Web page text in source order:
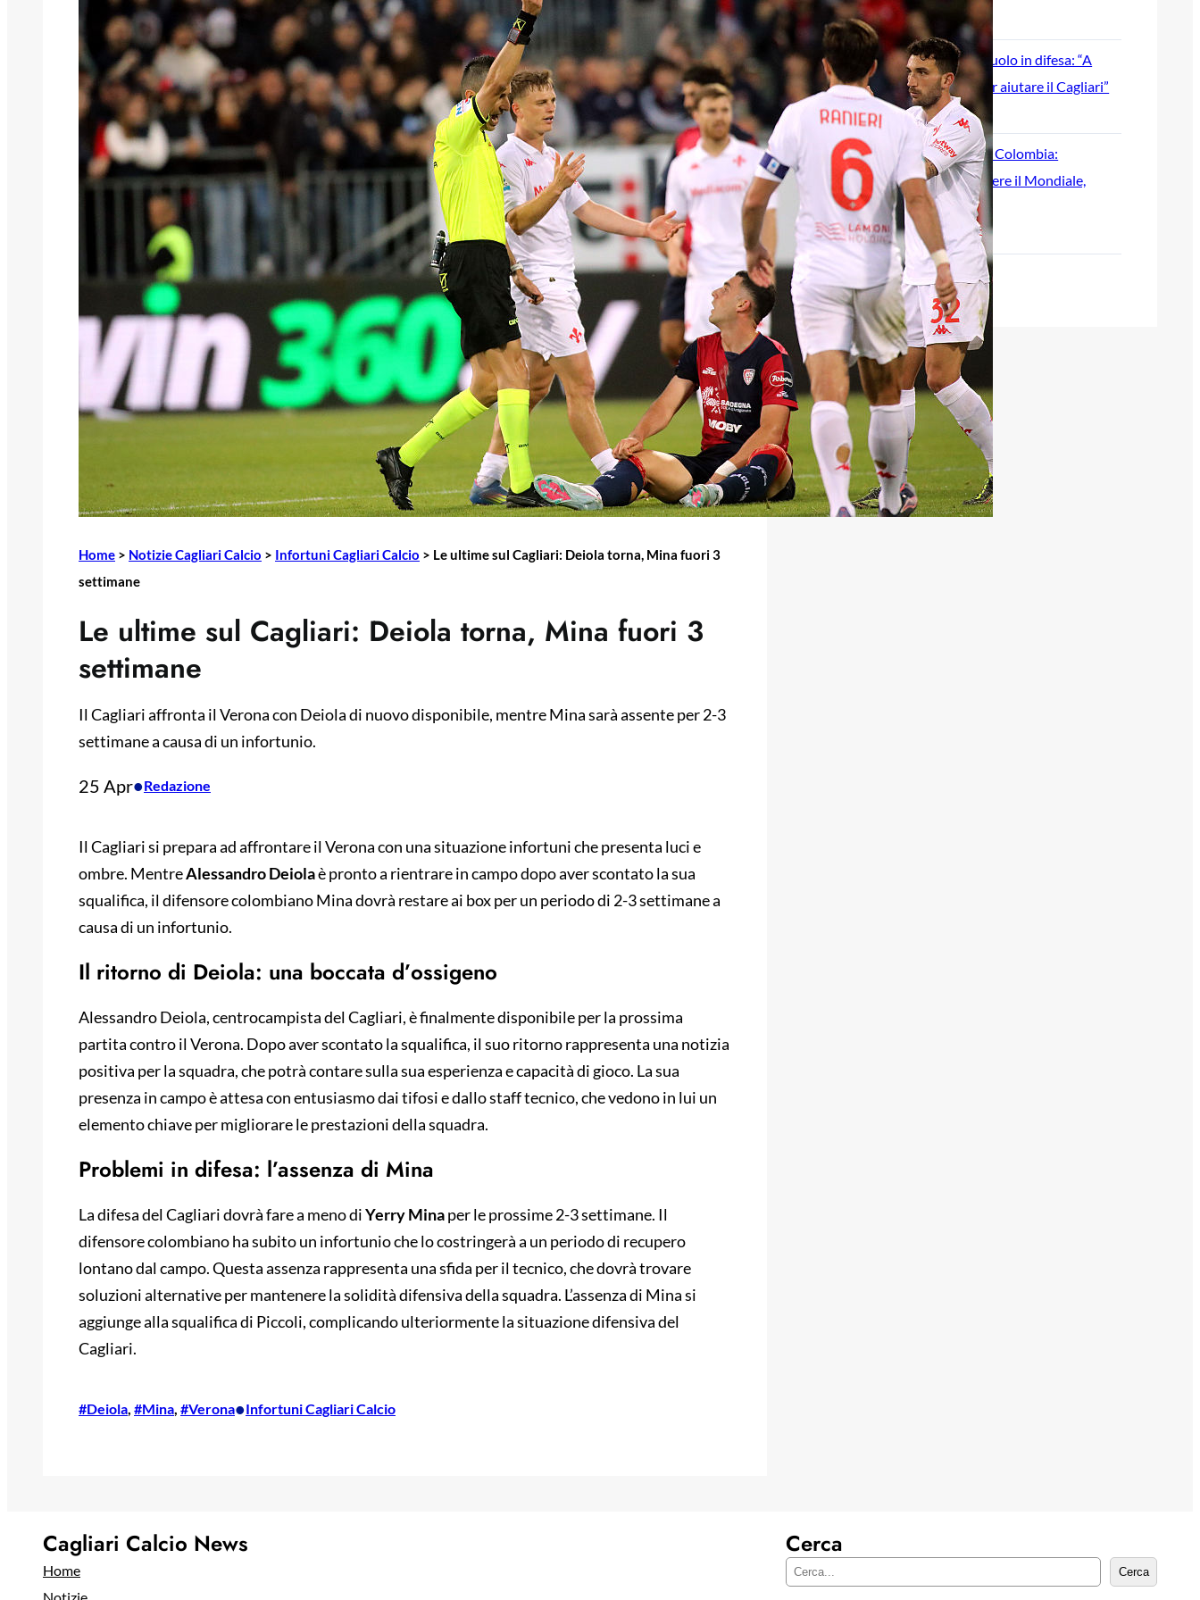
Home > Notizie Cagliari Calcio > Infortuni Cagliari Calcio > Le ultime sul Cagliari: Deiola torna, Mina fuori 3
settimane
Le ultime sul Cagliari: Deiola torna, Mina fuori 3
settimane
Il Cagliari affronta il Verona con Deiola di nuovo disponibile, mentre Mina sarà assente per 2-3
settimane a causa di un infortunio.
25 Apr•Redazione
Il Cagliari si prepara ad affrontare il Verona con una situazione infortuni che presenta luci e
ombre. MentreAlessandro Deiolaè pronto a rientrare in campo dopo aver scontato la sua
squalifica, il difensore colombiano Mina dovrà restare ai box per un periodo di 2-3 settimane a
causa di un infortunio.
Il ritorno di Deiola: una boccata d’ossigeno
Alessandro Deiola, centrocampista del Cagliari, è finalmente disponibile per la prossima
partita contro il Verona. Dopo aver scontato la squalifica, il suo ritorno rappresenta una notizia
positiva per la squadra, che potrà contare sulla sua esperienza e capacità di gioco. La sua
presenza in campo è attesa con entusiasmo dai tifosi e dallo staff tecnico, che vedono in lui un
elemento chiave per migliorare le prestazioni della squadra.
Problemi in difesa: l’assenza di Mina
La difesa del Cagliari dovrà fare a meno diYerry Minaper le prossime 2-3 settimane. Il
difensore colombiano ha subito un infortunio che lo costringerà a un periodo di recupero
lontano dal campo. Questa assenza rappresenta una sfida per il tecnico, che dovrà trovare
soluzioni alternative per mantenere la solidità difensiva della squadra. L’assenza di Mina si
aggiunge alla squalifica di Piccoli, complicando ulteriormente la situazione difensiva del
Cagliari.
#Deiola, #Mina, #Verona•Infortuni Cagliari Calcio
6 Agosto 2026
Deiola, nuovo ruolo in difesa: “A
disposizione per aiutare il Cagliari”
6 Agosto 2026
Mina difende la Colombia:
“Volevamo vincere il Mondiale,
usciti a testa alta”
6 Agosto 2026
Cagliari Calcio News
Home
Cerca
C
Cerca